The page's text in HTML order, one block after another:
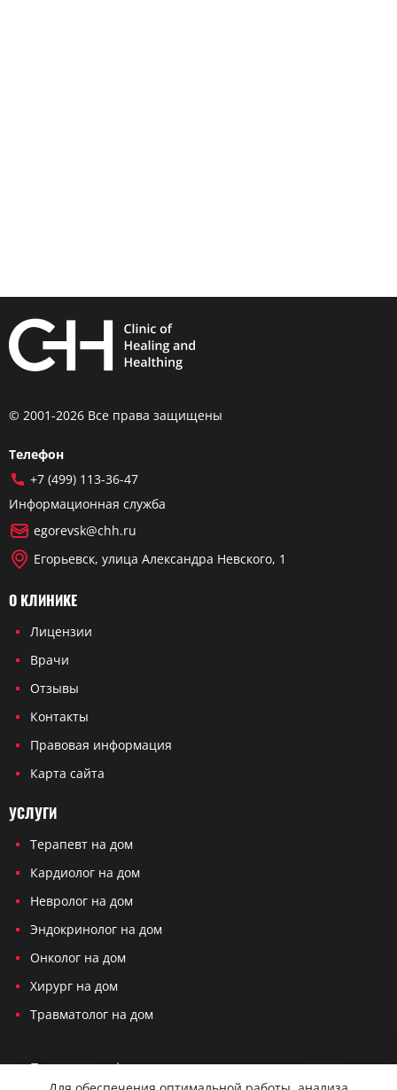
© 2001-2026 Все права защищены
Телефон
+7 (499) 113-36-47
Информационная служба
egorevsk@chh.ru
Егорьевск, улица Александра Невского, 1
О КЛИНИКЕ
Лицензии
Врачи
Отзывы
Контакты
Правовая информация
Карта сайта
УСЛУГИ
Терапевт на дом
Кардиолог на дом
Невролог на дом
Эндокринолог на дом
Онколог на дом
Хирург на дом
Травматолог на дом
Политика конфиденциальности